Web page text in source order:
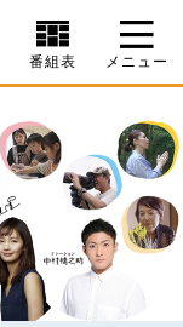
番組表 メニュー